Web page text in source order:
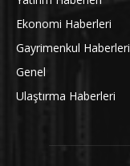
Ekonomi Haberleri
Gayrimenkul Haberleri
Genel
Ulaştırma Haberleri